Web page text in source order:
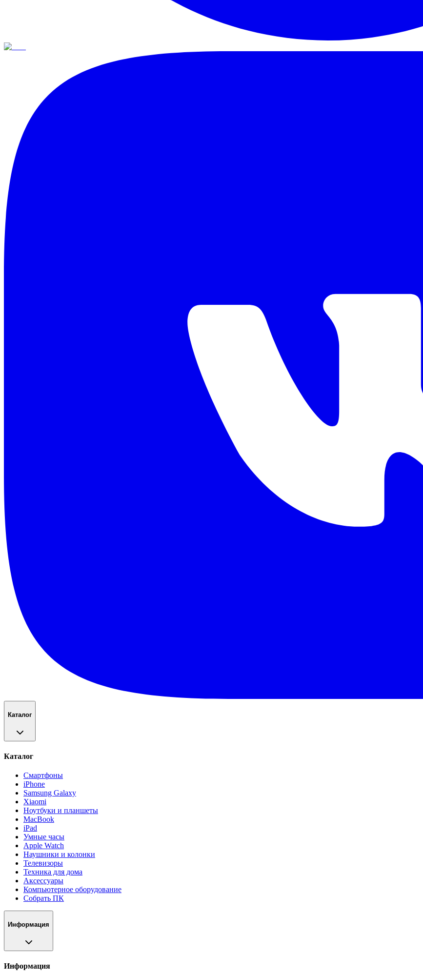
Каталог
Каталог
Смартфоны
iPhone
Samsung Galaxy
Xiaomi
Ноутбуки и планшеты
MacBook
iPad
Умные часы
Apple Watch
Наушники и колонки
Телевизоры
Техника для дома
Аксессуары
Компьютерное оборудование
Собрать ПК
Информация
Информация